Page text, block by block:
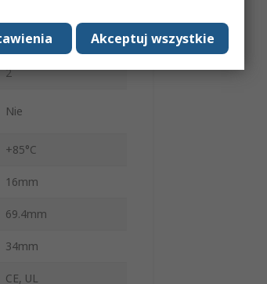
-25°C
2
Nie
+85°C
16mm
69.4mm
34mm
CE, UL
Akceptuj wszystkie